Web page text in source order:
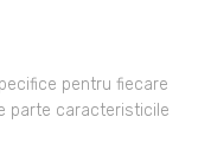
pentru fiecare
parte caracteristicile